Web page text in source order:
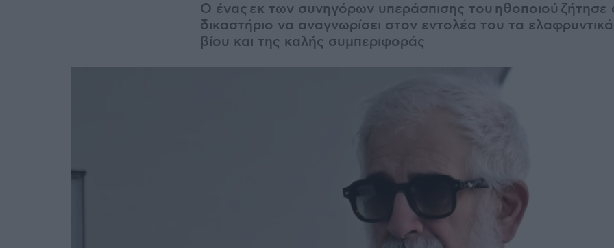
Ο ένας εκ των συνηγόρων υπεράσπισης του ηθοποιού ζήτησε
δικαστήριο να αναγνωρίσει στον εντολέα του τα
βίου και της καλής συμπεριφοράς